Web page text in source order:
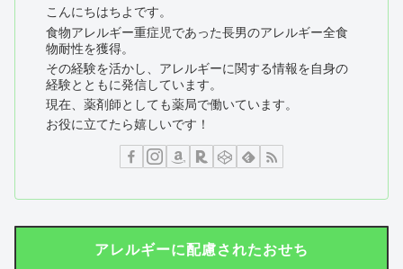
こんにちはちよです。
食物アレルギー重症児であった長男のアレルギー全食
物耐性を獲得。
その経験を活かし、アレルギーに関する情報を自身の
経験とともに発信しています。
現在、薬剤師としても薬局で働いています。
お役に立てたら嬉しいです！
アレルギーに配慮されたおせち